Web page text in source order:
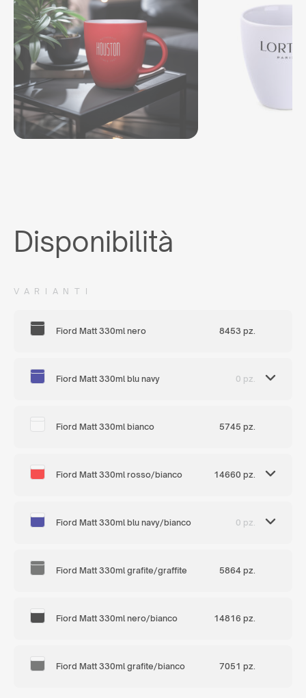
Disponibilità
VARIANTI
Fiord Matt 330ml nero 8453 pz.
Fiord Matt 330ml blu navy 0 pz.
Fiord Matt 330ml bianco 5745 pz.
Fiord Matt 330ml rosso/bianco 14660 pz.
Fiord Matt 330ml blu navy/bianco 0 pz.
Fiord Matt 330ml grafite/graffite 5864 pz.
Fiord Matt 330ml nero/bianco 14816 pz.
Fiord Matt 330ml grafite/bianco 7051 pz.